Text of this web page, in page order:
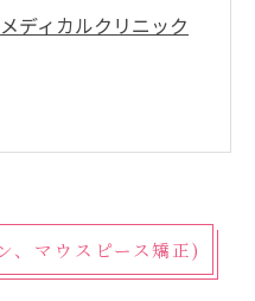
ディカルクリニック
、マウスピース矯正)